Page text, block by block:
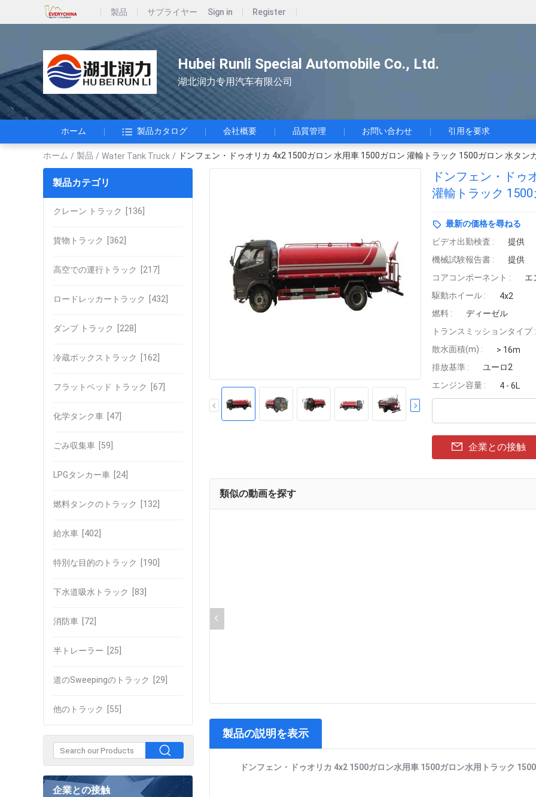
製品 サプライヤー Sign in Register
Hubei Runli Special Automobile Co., Ltd.
湖北润力专用汽车有限公司
ホーム 製品カタログ 会社概要 品質管理 お問い合わせ 引用を要求
ホーム / 製品 / Water Tank Truck / ドンフェン・ドゥオリカ 4x2 1500ガロン 水用車 1500ガロン 灌輸トラック 1500ガロン 水タン
製品カテゴリ
クレーン トラック [136]
貨物トラック [362]
高空での運行トラック [217]
ロードレッカートラック [432]
ダンプ トラック [228]
冷蔵ボックストラック [162]
フラットベッド トラック [67]
化学タンク車 [47]
ごみ収集車 [59]
LPGタンカー車 [24]
燃料タンクのトラック [132]
給水車 [402]
特別な目的のトラック [190]
下水道吸水トラック [83]
消防車 [72]
半トレーラー [25]
道のSweepingのトラック [29]
他のトラック [55]
企業との接触
ドンフェン・ドゥ
灌輸トラック
最新の価格を尋ねる
ビデオ出勤検査 :
提供
機械試験報告書 :
提供
コアコンポーネント :
エ
駆動ホイール :
4x2
燃料 :
ディーゼル
トランスミッションタイプ :
散水面積(m) :
> 16m
排放基準 :
ユーロ2
エンジン容量 :
4 - 6L
企業との接触
類似の動画を探す
製品の説明を表示
ドンフェン・ドゥオリカ 4x2 1500ガロン水用車 1500ガロン水用トラック